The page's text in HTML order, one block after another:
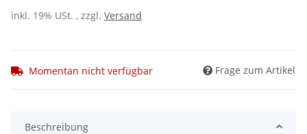
inkl. 19% USt. , zzgl. Versand
Momentan nicht verfügbar Frage zum Artikel
Beschreibung